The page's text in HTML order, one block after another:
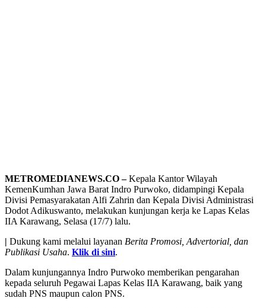
METROMEDIANEWS.CO –Kepala Kantor Wilayah
KemenKumhan Jawa Barat Indro Purwoko, didampingi Kepala
Divisi Pemasyarakatan Alfi Zahrin dan Kepala Divisi Administrasi
Dodot Adikuswanto, melakukan kunjungan kerja ke Lapas Kelas
IIA Karawang, Selasa (17/7) lalu.
| Dukung kami melalui layanan Berita Promosi, Advertorial, dan
Publikasi Usaha. Klik di sini.
Dalam kunjungannya Indro Purwoko memberikan pengarahan
kepada seluruh Pegawai Lapas Kelas IIA Karawang, baik yang
sudah PNS maupun calon PNS.